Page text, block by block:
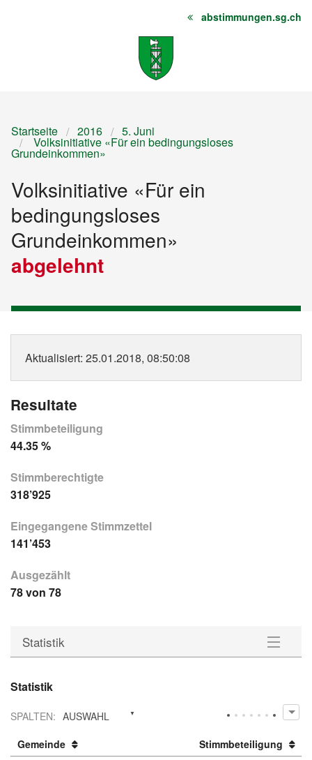
Startseite
Sitemap abstimmungen.sg.ch
Startseite 2016 5. Juni
Volksinitiative «Für ein bedingungsloses
Grundeinkommen»
Volksinitiative «Für ein
bedingungsloses
Grundeinkommen»
abgelehnt
Aktualisiert: 25.01.2018, 08:50:08
Resultate
Stimmbeteiligung
44.35 %
Stimmberechtigte
318’925
Eingegangene Stimmzettel
141’453
Ausgezählt
78 von 78
Statistik
Wahlkreise
Statistik
Statistik
SPALTEN: AUSWAHL
Gemeinde
Stimmbeteiligung